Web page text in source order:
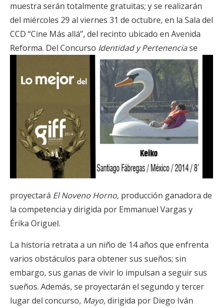
muestra serán totalmente gratuitas; y se realizarán
del miércoles 29 al viernes 31 de octubre, en la Sala del
CCD “Cine Más allá”, del recinto ubicado en Avenida
Reforma. Del Concurso Identidad y Pertenenciase
proyectará El Noveno Horno, producción ganadora de
la competencia y dirigida por Emmanuel Vargas y
Érika Origuel.
La historia retrata a un niño de 14 años que enfrenta
varios obstáculos para obtener sus sueños; sin
embargo, sus ganas de vivir lo impulsan a seguir sus
sueños. Además, se proyectarán el segundo y tercer
lugar del concurso, Mayo,dirigida por Diego Iván